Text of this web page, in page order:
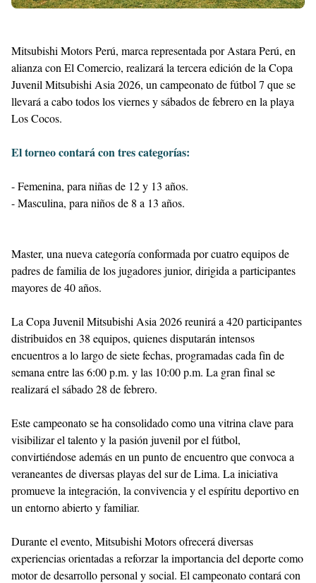
Mitsubishi Motors Perú, marca representada por Astara Perú, en
alianza con El Comercio, realizará la tercera edición de la Copa
Juvenil Mitsubishi Asia 2026, un campeonato de fútbol 7 que se
llevará a cabo todos los viernes y sábados de febrero en la playa
Los Cocos.
El torneo contará con tres categorías:
- Femenina, para niñas de 12 y 13 años.
- Masculina, para niños de 8 a 13 años.
Master, una nueva categoría conformada por cuatro equipos de
padres de familia de los jugadores junior, dirigida a participantes
mayores de 40 años.
La Copa Juvenil Mitsubishi Asia 2026 reunirá a 420 participantes
distribuidos en 38 equipos, quienes disputarán intensos
encuentros a lo largo de siete fechas, programadas cada fin de
semana entre las 6:00 p.m. y las 10:00 p.m. La gran final se
realizará el sábado 28 de febrero.
Este campeonato se ha consolidado como una vitrina clave para
visibilizar el talento y la pasión juvenil por el fútbol,
convirtiéndose además en un punto de encuentro que convoca a
veraneantes de diversas playas del sur de Lima. La iniciativa
promueve la integración, la convivencia y el espíritu deportivo en
un entorno abierto y familiar.
Durante el evento, Mitsubishi Motors ofrecerá diversas
experiencias orientadas a reforzar la importancia del deporte como
motor de desarrollo personal y social. El campeonato contará con